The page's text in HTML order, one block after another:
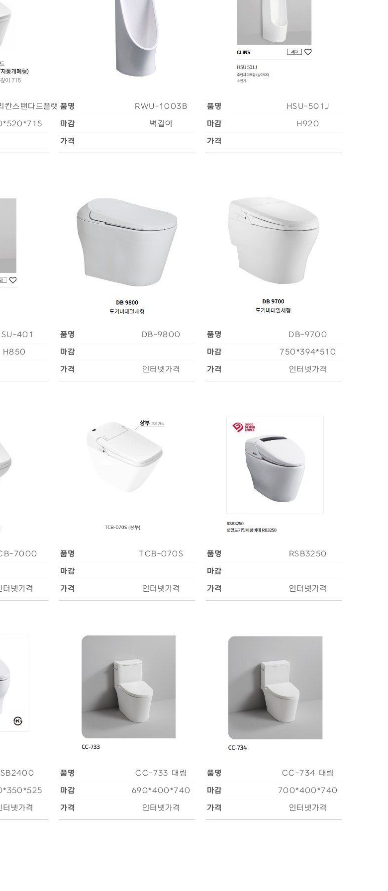
칸스탠다드플랫일체형
품명
RWU-1003B
마감
벽걸이
가격
품명
HSU-501J
마감
H920
가격
401
H850
품명
DB-9800
마감
가격
인터넷가격
품명
DB-9700
마감
750*394*510
가격
인터넷가격
7000
터넷가격
품명
TCB-070S
마감
가격
인터넷가격
품명
RSB3250
마감
가격
인터넷가격
터넷가격
품명
CC-733 대림
마감
690*400*740
가격
인터넷가격
품명
CC-734 대림
마감
700*400*740
가격
인터넷가격